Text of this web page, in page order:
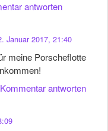
antworten
Januar 2017, 21:40
meine Porscheflotte
antworten